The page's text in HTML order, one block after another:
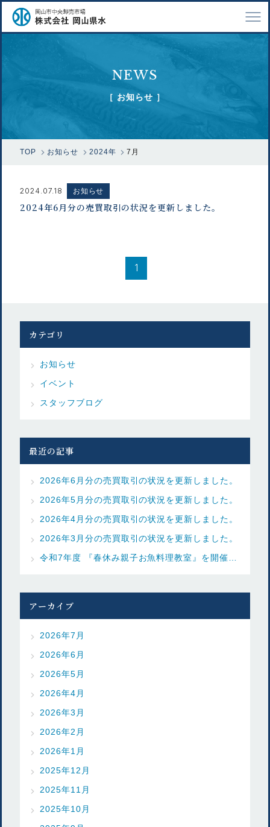
漁業関係の方へ
お問い合わせ
NEWS
［ お知らせ ］
TOP お知らせ 2024年 7月
2024.07.18 お知らせ
2024年6月分の売買取引の状況を更新しました。
1
カテゴリ
お知らせ
イベント
スタッフブログ
最近の記事
2026年6月分の売買取引の状況を更新しました。
2026年5月分の売買取引の状況を更新しました。
2026年4月分の売買取引の状況を更新しました。
2026年3月分の売買取引の状況を更新しました。
アーカイブ
2026年7月
2026年6月
2026年5月
2026年4月
2026年3月
2026年2月
2026年1月
2025年12月
2025年11月
2025年10月